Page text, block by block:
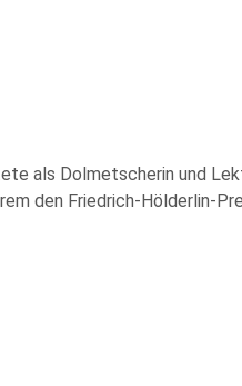
als Dolmetscherin und
den Friedrich-Hölderlin-